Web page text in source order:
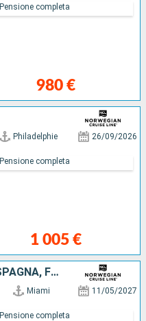
980 €
Pensione completa
Philadelphie 26/09/2026
1 005 €
Pensione completa
STATI UNITI, PORTOGALLO, SPAGNA, FRANCIA, REGNO UNITO
Miami 11/05/2027
Pensione completa